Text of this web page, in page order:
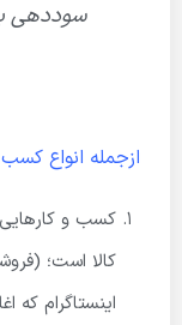
سوددهی
ازجمله انواع
کسب و
کالا است؛
اینستاگرام که